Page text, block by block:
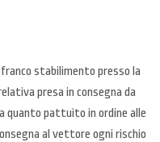
stabilimento presso la
presa in consegna da
quanto pattuito in ordine alle
al vettore ogni rischio